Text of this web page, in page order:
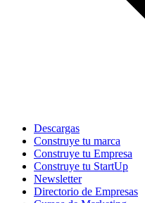
Descargas
Construye tu marca
Construye tu Empresa
Construye tu StartUp
Newsletter
Directorio de Empresas